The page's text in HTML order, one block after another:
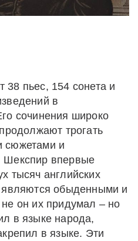
пьес, 154 сонета и
в
сочинения широко
трогать
сюжетами и
Шекспир впервые
тысяч английских
являются обыденными и
он их придумал – но
в языке народа,
в языке. Эти